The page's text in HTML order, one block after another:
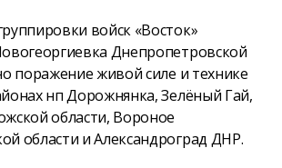
войск «Восток»
Днепропетровской
поражение живой силе и технике
нп Дорожнянка, Зелёный Гай,
области, Вороное
области и Александроград ДНР.